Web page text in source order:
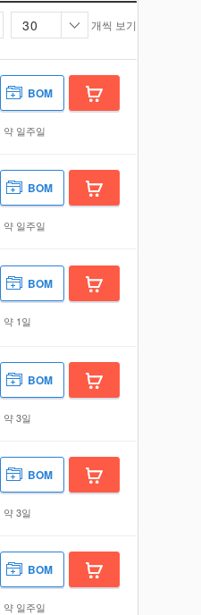
30 개씩 보기
BOM
약 일주일
BOM
약 일주일
BOM
약 1일
BOM
약 3일
BOM
약 3일
BOM
약 일주일